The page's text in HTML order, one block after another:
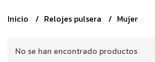
Inicio Relojes pulsera Mujer
No se han encontrado productos